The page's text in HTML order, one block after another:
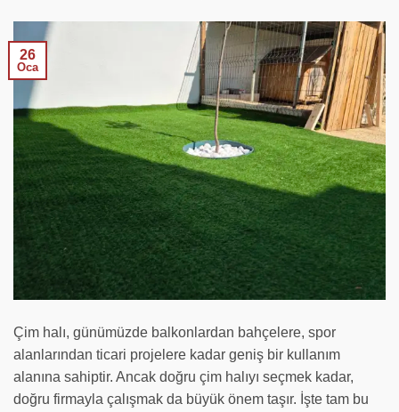
26
Oca
Çim halı, günümüzde balkonlardan bahçelere, spor
alanlarından ticari projelere kadar geniş bir kullanım
alanına sahiptir. Ancak doğru çim halıyı seçmek kadar,
doğru firmayla çalışmak da büyük önem taşır. İşte tam bu